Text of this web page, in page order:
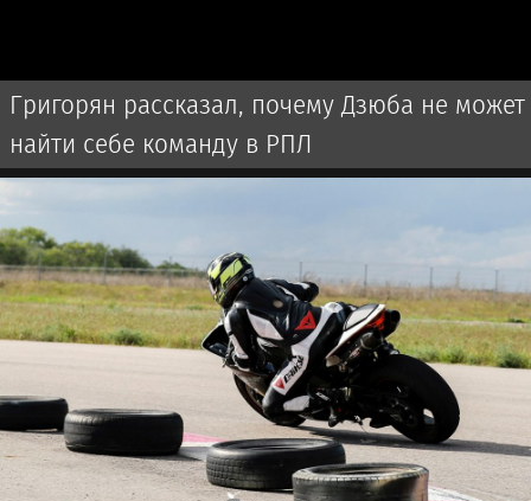
Григорян рассказал, почему Дзюба не может
найти себе команду в РПЛ